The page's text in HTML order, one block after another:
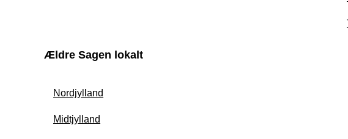
Ældre Sagen lokalt
Nordjylland
Midtjylland